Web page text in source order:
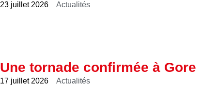
23 juillet 2026 Actualités
Une tornade confirmée à Gore
17 juillet 2026 Actualités